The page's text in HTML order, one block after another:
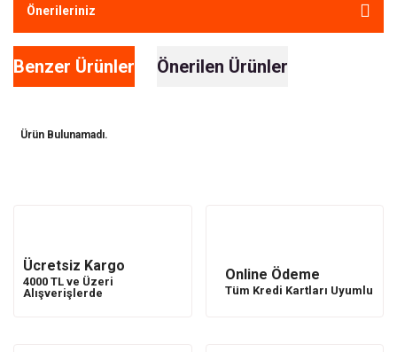
Önerileriniz
Benzer Ürünler Önerilen Ürünler
Ürün Bulunamadı.
Ücretsiz Kargo
4000 TL ve Üzeri
Alışverişlerde
Online Ödeme
Tüm Kredi Kartları Uyumlu